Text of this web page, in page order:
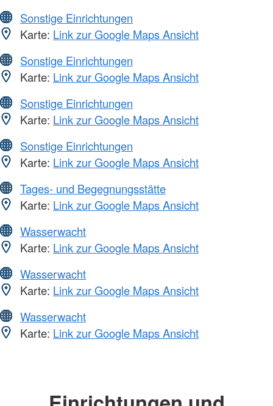
Sonstige Einrichtungen
Karte: Link zur Google Maps Ansicht
Sonstige Einrichtungen
Karte: Link zur Google Maps Ansicht
Sonstige Einrichtungen
Karte: Link zur Google Maps Ansicht
Sonstige Einrichtungen
Karte: Link zur Google Maps Ansicht
Tages- und Begegnungsstätte
Karte: Link zur Google Maps Ansicht
Wasserwacht
Karte: Link zur Google Maps Ansicht
Wasserwacht
Karte: Link zur Google Maps Ansicht
Wasserwacht
Karte: Link zur Google Maps Ansicht